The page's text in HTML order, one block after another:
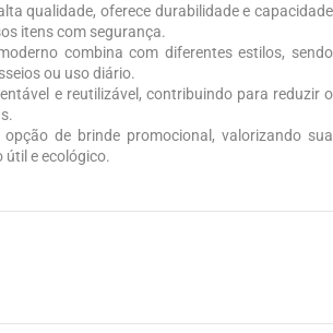
qualidade, oferece durabilidade e capacidade
itens com segurança.
combina com diferentes estilos, sendo
ou uso diário.
e reutilizável, contribuindo para reduzir o
de brinde promocional, valorizando sua
e ecológico.